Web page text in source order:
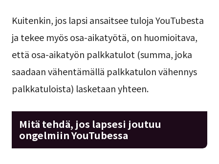
Kuitenkin, jos lapsi ansaitsee tuloja YouTubesta
ja tekee myös osa-aikatyötä, on huomioitava,
että osa-aikatyön palkkatulot (summa, joka
saadaan vähentämällä palkkatulon vähennys
palkkatuloista) lasketaan yhteen.
Mitä tehdä, jos lapsesi joutuu
ongelmiin YouTubessa